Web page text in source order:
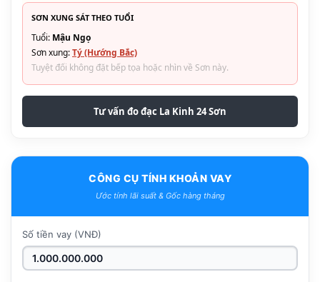
SƠN XUNG SÁT THEO TUỔI
Tuổi: Mậu Ngọ
Sơn xung:Tý (Hướng Bắc)
Tuyệt đối không đặt bếp tọa hoặc nhìn về Sơn này.
Tư vấn đo đạc La Kinh 24 Sơn
CÔNG CỤ TÍNH KHOẢN VAY
Ước tính lãi suất & Gốc hàng tháng
Số tiền vay (VNĐ)